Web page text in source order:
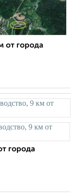
от города
города